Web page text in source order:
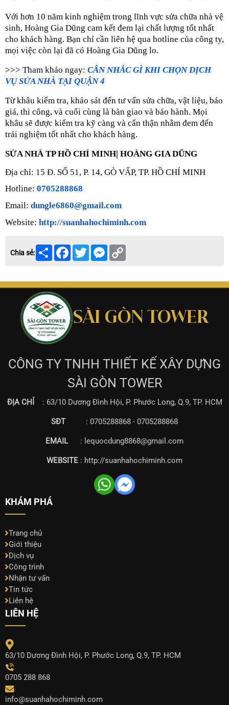
Với hơn 10 năm kinh nghiệm trong lĩnh vực sửa chữa nhà vệ
sinh, Hoàng Gia Dũng cam kết đem lại chất lượng tốt nhất
cho khách hàng. Bạn chỉ cần liên hệ qua hotline của công ty,
mọi việc còn lại đã có Hoàng Gia Dũng lo.
>>> Tham khảo ngay: CÂN NHẮC GÌ KHI CHỌN DỊCH
VỤ SỬA NHÀ TẠI QUẬN 4
Từ khâu kiểm tra, khảo sát đến tư vấn sửa chữa, vật liệu, báo
giá, thi công, và cuối cùng là bàn giao và bảo hành. Mọi
khâu sẽ được kiểm tra kỹ càng và cẩn thận nhằm đem đến
trải nghiệm tốt nhất cho khách hàng.
SỬA NHÀ TP HỒ CHÍ MINH| HOÀNG GIA DŨNG
Địa chỉ: 15 Đ. SỐ 51, P. 14, GÒ VẤP, TP. HỒ CHÍ MINH
Hotline: 0705288868
Email: dungle6860@gmail.com
Website: http://suanhahochiminh.com
Chia sẻ: Share Facebook
TwitterMessenger
SÀI GÒN TOWER
CÔNG TY TNHH THIẾT KẾ XÂY DỰNG
SÀI GÒN TOWER
ĐỊA CHỈ : 63/10 Dương Đình Hội, P. Phước Long, Q.9, TP. HCM
SĐT: 0705288868 - 0705288868
EMAIL: lequocdung8868@gmail.com
WEBSITE : http://suanhahochiminh.com
KHÁM PHÁ
Trang chủ
Giới thiệu
Dịch vụ
Công trình
Nhận tư vấn
Tin tức
Liên hệ
LIÊN HỆ
63/10 Dương Đình Hội, P. Phước Long, Q.9, TP. HCM
0705 288 868
info@suanhahochiminh.com